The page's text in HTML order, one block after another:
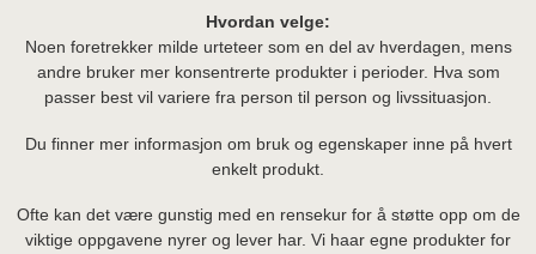
Hvordan velge:
Noen foretrekker milde urteteer som en del av hverdagen, mens
andre bruker mer konsentrerte produkter i perioder. Hva som
passer best vil variere fra person til person og livssituasjon.
Du finner mer informasjon om bruk og egenskaper inne på hvert
enkelt produkt.
Ofte kan det være gunstig med en rensekur for å støtte opp om de
viktige oppgavene nyrer og lever har. Vi haar egne produkter for